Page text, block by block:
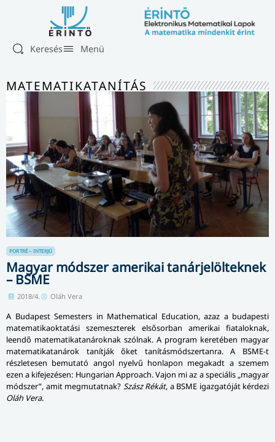
Keresés Menü
MATEMATIKATANÍTÁS
PORTRÉ – INTERJÚ
Magyar módszer amerikai tanárjelölteknek
– BSME
2018/4. Oláh Vera
A Budapest Semesters in Mathematical Education, azaz a budapesti
matematikaoktatási szemeszterek elsősorban amerikai fiataloknak,
leendő matematikatanároknak szólnak. A program keretében magyar
matematikatanárok tanítják őket tanításmódszertanra. A BSME-t
részletesen bemutató angol nyelvű honlapon megakadt a szemem
ezen a kifejezésen: Hungarian Approach. Vajon mi az a speciális „magyar
módszer”, amit megmutatnak? Szász Rékát, a BSME igazgatóját kérdezi
Oláh Vera.